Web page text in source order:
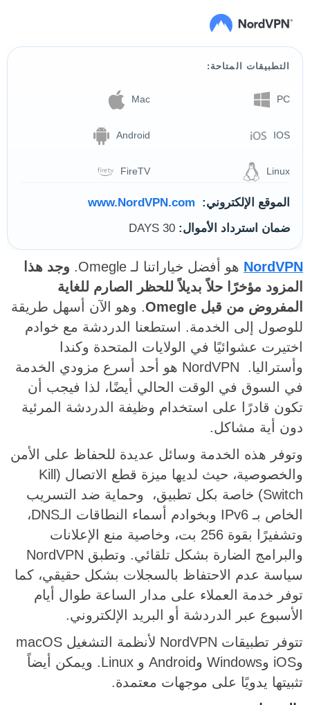
التطبيقات المتاحة:
PC
Mac
IOS
Android
Linux
FireTV
الموقع الإلكتروني:
www.NordVPN.com
ضمان استرداد الأموال: 30 DAYS
NordVPN هو أفضل خياراتنا لـ Omegle.
وجد هذا
المزود مؤخرًا حلاً بديلاً للحظر الصارم للغاية
المفروض من قبل Omegle
. وهو الآن أسهل طريقة
للوصول إلى الخدمة. استطعنا الدردشة مع خوادم
اختيرت عشوائيًا في الولايات المتحدة وكندا
وأستراليا. NordVPN هو أحد أسرع مزودي الخدمة
في السوق في الوقت الحالي أيضًا، لذا فيجب أن
تكون قادرًا على استخدام وظيفة الدردشة المرئية
دون أية مشاكل.
وتوفر هذه الخدمة وسائل عديدة للحفاظ على الأمن
والخصوصية، حيث لديها ميزة قطع الاتصال (Kill
Switch) خاصة بكل تطبيق، وحماية ضد التسريب
الخاص بـ IPv6 وبخوادم أسماء النطاقات الـDNS،
وتشفيرًا بقوة 256 بت، وخاصية منع الإعلانات
والبرامج الضارة بشكل تلقائي. وتطبق NordVPN
سياسة عدم الاحتفاظ بالسجلات بشكل حقيقي، كما
توفر خدمة العملاء على مدار الساعة طوال أيام
الأسبوع عبر الدردشة أو البريد الإلكتروني.
تتوفر تطبيقات NordVPN لأنظمة التشغيل macOS
وiOS وWindows وAndroid و Linux. ويمكن أيضاً
تثبيتها يدويًا على موجهات معتمدة.